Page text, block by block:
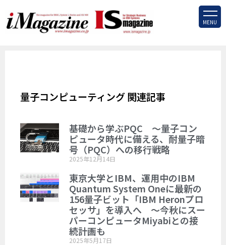
MENU
量子コンピューティング 関連記事
基礎から学ぶPQC ～量子コン
ピュータ時代に備える、耐量子暗
号（PQC）への移行戦略
2025年12月14日
東京大学とIBM、運用中のIBM
Quantum System Oneに最新の
156量子ビット「IBM Heronプロ
セッサ」を導入へ ～今秋にスー
パーコンピュータMiyabiとの接
続計画も
2025年5月17日